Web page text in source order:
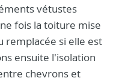
vétustes
fois la toiture mise
remplacée si elle est
ensuite l'isolation
chevrons et